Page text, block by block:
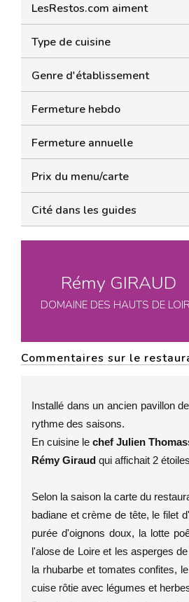
LesRestos.com aiment
Type de cuisine
Genre d'établissement
Fermeture hebdo
Fermeture annuelle
Prix du menu/carte
Cité dans les guides
Rémy GIRAUD
DOMAINE DES HAUTS DE
Commentaires sur le
Installé dans un ancien pavillon
rythme des saisons.
En cuisine lechef Julien
Rémy Giraud qui affichait 2
Selon la saison la carte du
badiane et crème de tête, le filet
purée d'oignons doux, la lotte
l'alose de Loire et les asperges
la rhubarbe et tomates confites,
cuise rôtie avec légumes et